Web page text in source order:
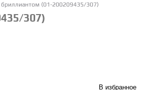
бриллиантом (01-200209435/307)
307)
В избранное